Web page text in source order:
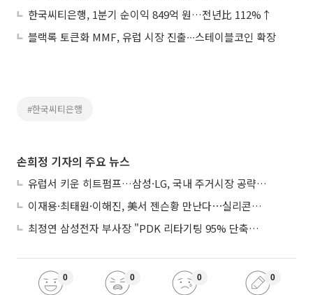
한국씨티은행, 1분기 순이익 849억 원…전년比 112%↑
블랙록 토큰화 MMF, 유럽 시장 진출∙∙∙스테이블코인 확장
#한국씨티은행
손희정 기자의 주요 뉴스
유럽서 키운 히트펌프…삼성·LG, 국내 주거시장 공략 ‘속도’
이재용·최태원·이해진, 美서 젠슨황 만난다⋯실리콘밸리 집결하는 AI리더
최정연 삼성전자 부사장 "PDK 리타기팅 95% 단축…에이전트 AI 시범 활용"
0 0 0 0